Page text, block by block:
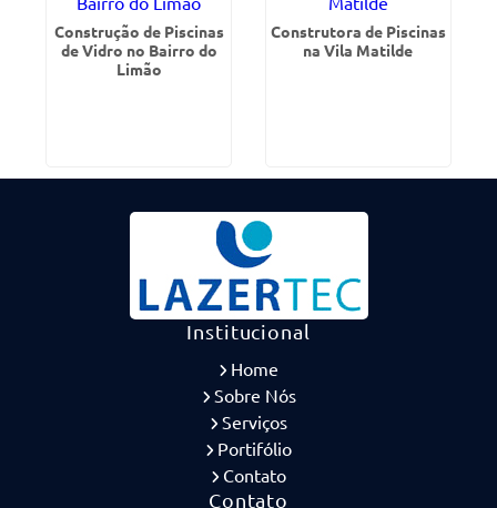
Construção de Piscinas
de Vidro no Bairro do
Limão
Construtora de Piscinas
na Vila Matilde
Institucional
Home
Sobre Nós
Serviços
Portifólio
Contato
Contato